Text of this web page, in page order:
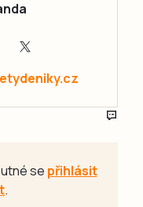
se přihlásit
.